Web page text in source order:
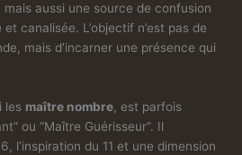
aussi une source de confusion
canalisée. L’objectif n’est pas de
mais d’incarner une présence qui
les maître nombre , est parfois
ou “Maître Guérisseur”. Il
l’inspiration du 11 et une dimension